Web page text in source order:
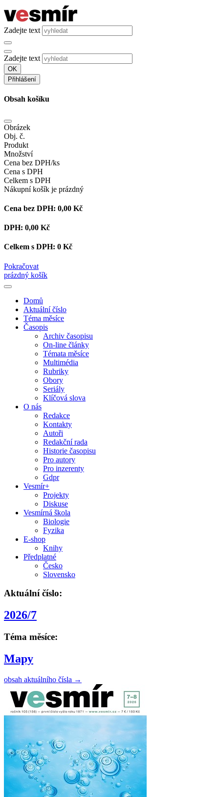
Zadejte text
Zadejte text
OK
Přihlášení
Obsah košíku
Obrázek
Obj. č.
Produkt
Množství
Cena bez DPH/ks
Cena s DPH
Celkem s DPH
Nákupní košík je prázdný
Cena bez DPH: 0,00 Kč
DPH: 0,00 Kč
Celkem s DPH: 0 Kč
Pokračovat
prázdný košík
Domů
Aktuální číslo
Téma měsíce
Časopis
Archiv časopisu
On-line články
Témata měsíce
Multimédia
Rubriky
Obory
Seriály
Klíčová slova
O nás
Redakce
Kontakty
Autoři
Redakční rada
Historie časopisu
Pro autory
Pro inzerenty
Gdpr
Vesmír+
Projekty
Diskuse
Vesmírná škola
Biologie
Fyzika
E-shop
Knihy
Předplatné
Česko
Slovensko
Aktuální číslo:
2026/7
Téma měsíce:
Mapy
obsah aktuálního čísla →